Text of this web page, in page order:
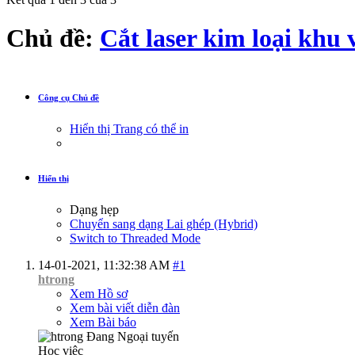
Chủ đề: Cắt laser kim loại khu
Công cụ Chủ đề
Hiển thị Trang có thể in
Hiển thị
Dạng hẹp
Chuyển sang dạng Lai ghép (Hybrid)
Switch to Threaded Mode
14-01-2021, 11:32:38 AM #1
htrong
Xem Hồ sơ
Xem bài viết diễn đàn
Xem Bài báo
Học việc